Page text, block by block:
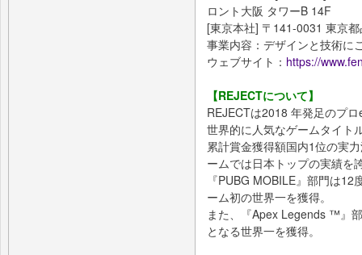
ロント大阪 タワーB 14F
[東京本社] 〒141-0031 東京
事業内容：デザインと技術に
ウェブサイト： https://
【REJECTについて】
REJECTは2018 年発足のプ
世界的に人気なゲームタイト
累計賞金獲得額国内1位の実
ームでは日本トップの実績を
『PUBG MOBILE』部門は
ーム初の世界一を獲得。
また、『Apex Legends ™』
となる世界一を獲得。